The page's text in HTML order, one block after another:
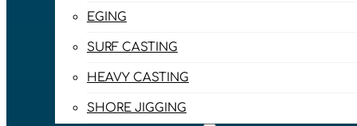
EGING
SURF CASTING
HEAVY CASTING
SHORE JIGGING